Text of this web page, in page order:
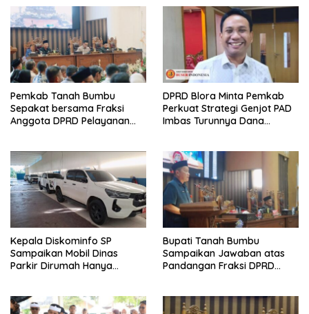
Pemkab Tanah Bumbu
Sepakat bersama Fraksi
Anggota DPRD Pelayanan
DPRD Blora Minta Pemkab
Perkuat Strategi Genjot PAD
Imbas Turunnya Dana
Kepala Diskominfo SP
Sampaikan Mobil Dinas
Parkir Dirumah Hanya
Bupati Tanah Bumbu
Sampaikan Jawaban atas
Pandangan Fraksi DPRD